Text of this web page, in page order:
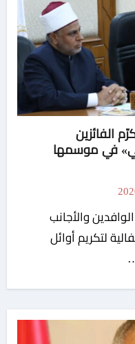
الفائزين
في موسمها
لتكريم أوائل